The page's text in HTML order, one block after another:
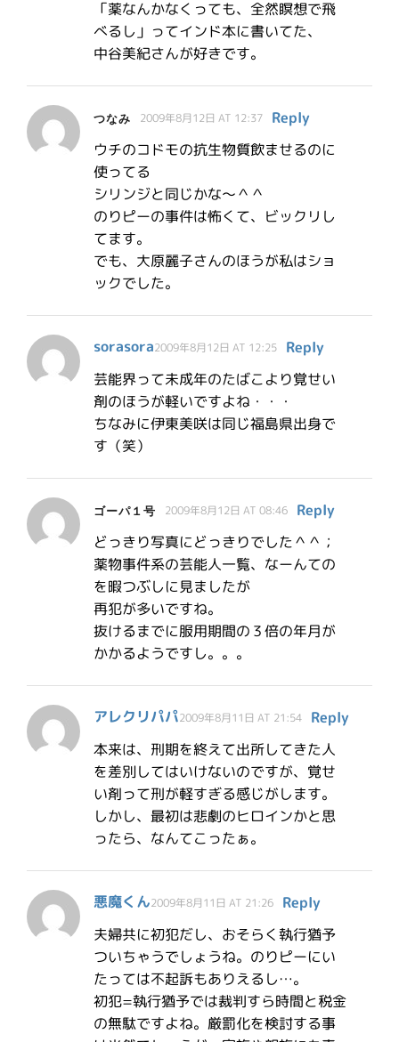
「薬なんかなくっても、全然瞑想で飛
べるし」ってインド本に書いてた、
中谷美紀さんが好きです。
つなみ 2009年8月12日 AT 12:37
Reply
ウチのコドモの抗生物質飲ませるのに
使ってる
シリンジと同じかな～＾＾
のりピーの事件は怖くて、ビックリし
てます。
でも、大原麗子さんのほうが私はショ
ックでした。
sorasora2009年8月12日 AT 12:25
Reply
芸能界って未成年のたばこより覚せい
剤のほうが軽いですよね・・・
ちなみに伊東美咲は同じ福島県出身で
す（笑）
ゴーパ１号 2009年8月12日 AT 08:46
Reply
どっきり写真にどっきりでした＾＾；
薬物事件系の芸能人一覧、なーんての
を暇つぶしに見ましたが
再犯が多いですね。
抜けるまでに服用期間の３倍の年月が
かかるようですし。。。
アレクリパパ2009年8月11日 AT 21:54
Reply
本来は、刑期を終えて出所してきた人
を差別してはいけないのですが、覚せ
い剤って刑が軽すぎる感じがします。
しかし、最初は悲劇のヒロインかと思
ったら、なんてこったぁ。
悪魔くん2009年8月11日 AT 21:26
Reply
夫婦共に初犯だし、おそらく執行猶予
ついちゃうでしょうね。のりピーにい
たっては不起訴もありえるし…。
初犯=執行猶予では裁判すら時間と税金
の無駄ですよね。厳罰化を検討する事